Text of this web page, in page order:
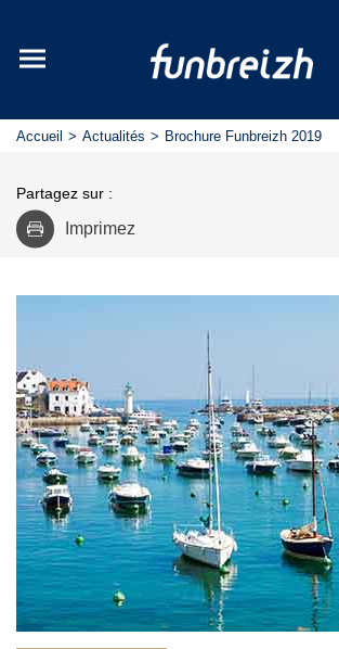
Accueil Actualités Brochure Funbreizh 2019
Partagez sur :
Imprimez